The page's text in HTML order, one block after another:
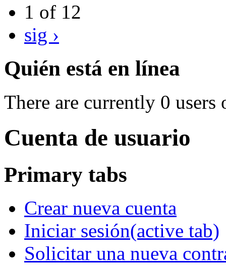
1 of 12
sig ›
Quién está en línea
There are currently 0 users
Cuenta de usuario
Primary tabs
Crear nueva cuenta
Iniciar sesión(active tab)
Solicitar una nueva